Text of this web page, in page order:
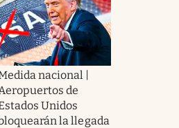
nacional |
de
Unidos
la llegada